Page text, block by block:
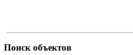
Поиск объектов